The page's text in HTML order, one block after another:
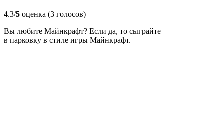
4.3/5 оценка (3 голосов)
Вы любите Майнкрафт? Если да, то сыграйте
в парковку в стиле игры Майнкрафт.